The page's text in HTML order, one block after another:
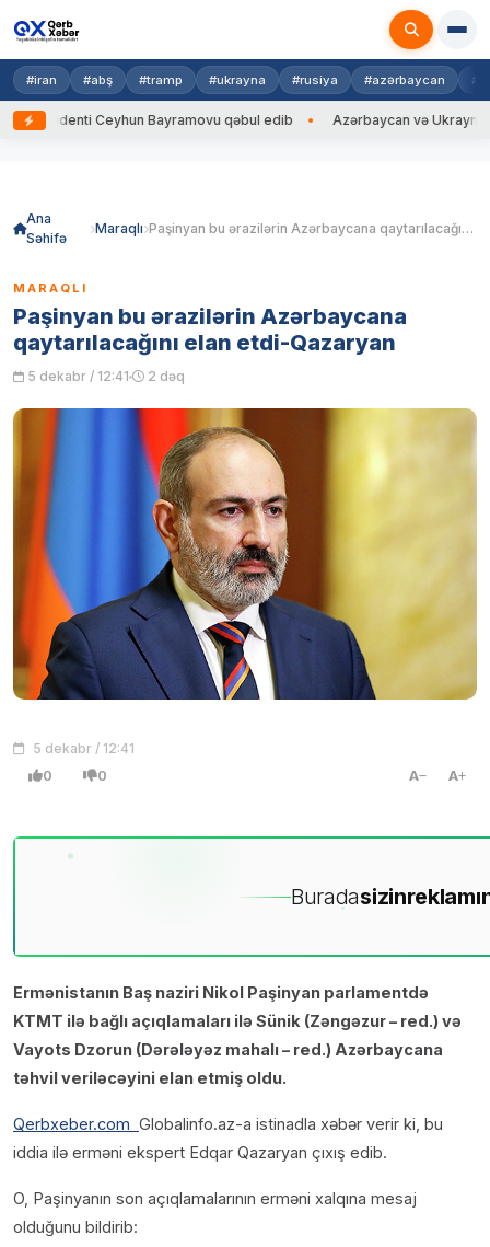
#iran #abş #tramp #ukrayna #rusiya #azərbaycan
Ceyhun Bayramovu qəbul edib Azərbaycan və Ukrayna XİN
Ana
Səhifə
Maraqlı Paşinyan bu ərazilərin Azərbaycana qaytarılacağını elan etdi-Qazaryan
MARAQLI
Paşinyan bu ərazilərin Azərbaycana
qaytarılacağını elan etdi-Qazaryan
5 dekabr / 12:41 2 dəq
5 dekabr / 12:41
0 0 A A
Buradasizin
Ermənistanın Baş naziri Nikol Paşinyan parlamentdə
KTMT ilə bağlı açıqlamaları ilə Sünik (Zəngəzur – red.) və
Vayots Dzorun (Dərələyəz mahalı – red.) Azərbaycana
təhvil veriləcəyini elan etmiş oldu.
Qerbxeber.com Globalinfo.az-a istinadla xəbər verir ki, bu
iddia ilə erməni ekspert Edqar Qazaryan çıxış edib.
O, Paşinyanın son açıqlamalarının erməni xalqına mesaj
olduğunu bildirib: